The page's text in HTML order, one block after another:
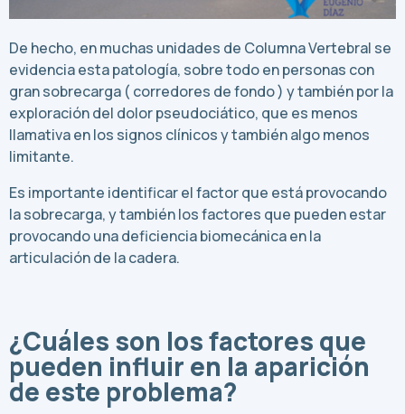
De hecho, en muchas unidades de Columna Vertebral se
evidencia esta patología, sobre todo en personas con
gran sobrecarga ( corredores de fondo ) y también por la
exploración del dolor pseudociático, que es menos
llamativa en los signos clínicos y también algo menos
limitante.
Es importante identificar el factor que está provocando
la sobrecarga, y también los factores que pueden estar
provocando una deficiencia biomecánica en la
articulación de la cadera.
¿Cuáles son los factores que
pueden influir en la aparición
de este problema?